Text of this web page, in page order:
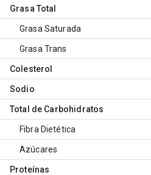
Grasa Total
Grasa Saturada
Grasa Trans
Colesterol
Sodio
Total de Carbohidratos
Fibra Dietética
Azúcares
Proteínas